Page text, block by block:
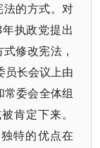
的方式。对
执政党提出
修改宪法，
员长会议上由
委会全体组
肯定下来。
特的优点在